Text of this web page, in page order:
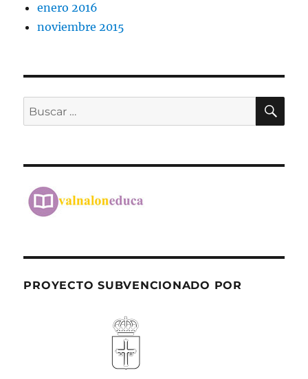
enero 2016
noviembre 2015
Buscar
por:
PROYECTO SUBVENCIONADO POR